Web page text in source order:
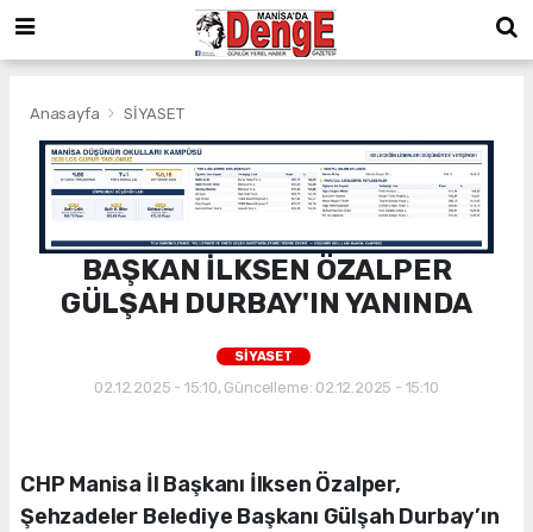
Anasayfa SİYASET
BAŞKAN İLKSEN ÖZALPER
GÜLŞAH DURBAY'IN YANINDA
SİYASET
02.12.2025 - 15:10, Güncelleme: 02.12.2025 - 15:10
CHP Manisa İl Başkanı İlksen Özalper,
Şehzadeler Belediye Başkanı Gülşah Durbay’ın